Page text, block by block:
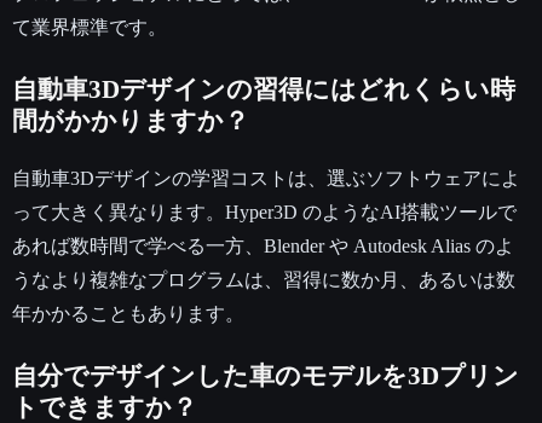
て業界標準です。
自動車3Dデザインの習得にはどれくらい時
間がかかりますか？
自動車3Dデザインの学習コストは、選ぶソフトウェアによ
って大きく異なります。Hyper3D のようなAI搭載ツールで
あれば数時間で学べる一方、Blender や Autodesk Alias のよ
うなより複雑なプログラムは、習得に数か月、あるいは数
年かかることもあります。
自分でデザインした車のモデルを3Dプリン
トできますか？